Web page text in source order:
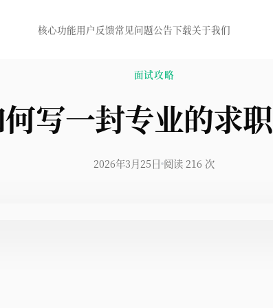
核心功能用户反馈常见问题公告下载关于我们
面试攻略
写一封专业的求
2026年3月25日 阅读 216 次